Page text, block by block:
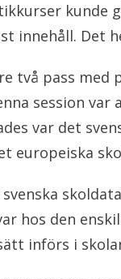
kunde
innehåll. Det
två pass med
session
var det
europeiska
svenska
hos den
införs i